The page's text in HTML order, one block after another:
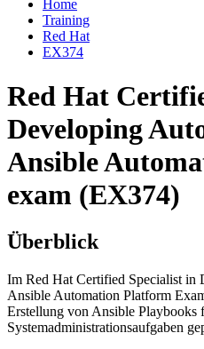
Home
Training
Red Hat
EX374
Red Hat
Developing
Ansible
exam (EX374)
Überblick
Im Red Hat Certified Specialist in
Ansible Automation Platform
Erstellung von Ansible Playbooks
Systemadministrationsaufgaben